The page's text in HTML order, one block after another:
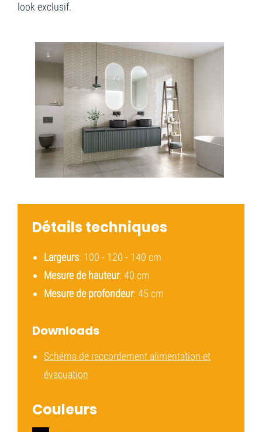
look exclusif.
Détails techniques
Largeurs: 100 - 120 - 140 cm
Mesure de hauteur: 40 cm
Mesure de profondeur: 45 cm
Downloads
Schéma de raccordement alimentation et
évacuation
Couleurs